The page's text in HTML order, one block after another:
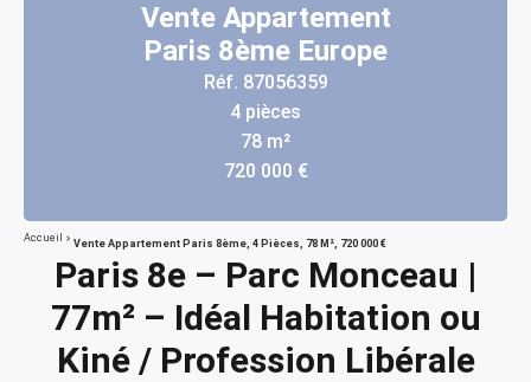
Vente Appartement
Paris 8ème Europe
Réf. 87056359
4 pièces
78 m²
720 000 €
Accueil
Vente Appartement Paris 8ème, 4 Pièces, 78 M², 720 000 €
Paris 8e – Parc Monceau |
77m² – Idéal Habitation ou
Kiné / Profession Libérale